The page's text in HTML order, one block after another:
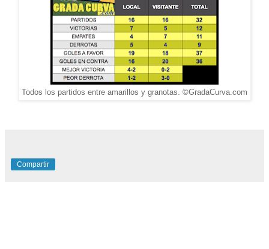
Todos los partidos entre amarillos y granotas. ©GradaCurva.com
Compartir